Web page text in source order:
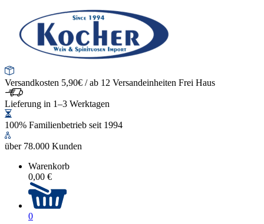
Versandkosten 5,90€ / ab 12 Versandeinheiten Frei Haus
Lieferung in 1–3 Werktagen
100% Familienbetrieb seit 1994
über 78.000 Kunden
Warenkorb
0,00 €
0